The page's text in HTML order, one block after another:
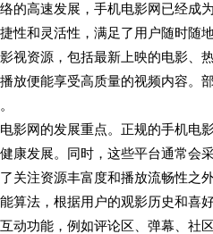
的高速发展，手机电影网已经
性和灵活性，满足了用户随时随
视资源，包括最新上映的电影、
放便能享受高质量的视频内容。
影网的发展重点。正规的手机电
康发展。同时，这些平台通常会
关注资源丰富度和播放流畅性
算法，根据用户的观影历史和喜
动功能，例如评论区、弹幕、